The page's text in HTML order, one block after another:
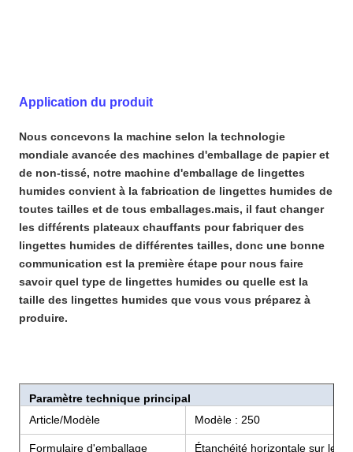
Application du produit
Nous concevons la machine selon la technologie
mondiale avancée des machines d'emballage de papier et
de non-tissé, notre machine d'emballage de lingettes
humides convient à la fabrication de lingettes humides de
toutes tailles et de tous emballages.mais, il faut changer
les différents plateaux chauffants pour fabriquer des
lingettes humides de différentes tailles, donc une bonne
communication est la première étape pour nous faire
savoir quel type de lingettes humides ou quelle est la
taille des lingettes humides que vous vous préparez à
produire.
Paramètre technique principal
Article/Modèle
Modèle : 250
Formulaire d'emballage Étanchéité horizontale sur les